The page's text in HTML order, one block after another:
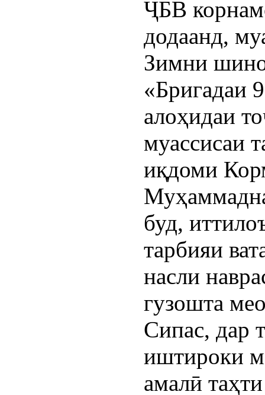
ҶБВ
додаанд,
Зимни
«Бригадаи
алоҳидаи
муассисаи
иқдоми
буд,
тарбияи
насли
гузошта
Сипас, дар
иштироки
амалӣ